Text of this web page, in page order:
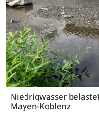
Niedrigwasser
Mayen-Koblenz